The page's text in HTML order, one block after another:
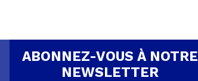
ABONNEZ-VOUS À NOTRE
NEWSLETTER